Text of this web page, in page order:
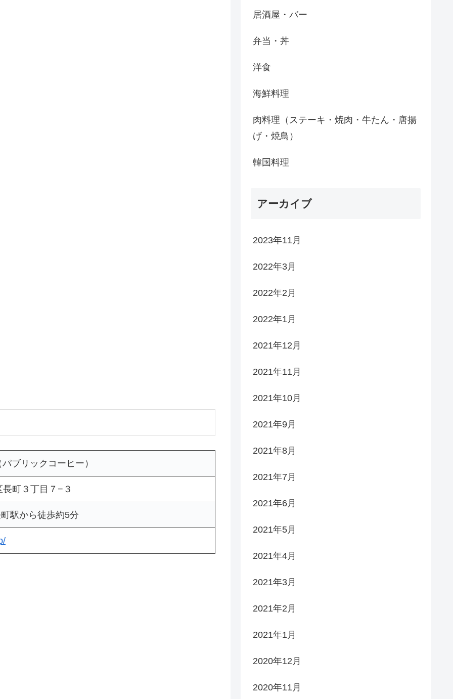
ブリックコーヒー）
町３丁目７−３
駅から徒歩約5分
居酒屋・バー
弁当・丼
洋食
海鮮料理
肉料理（ステーキ・焼肉・牛たん・唐揚
げ・焼鳥）
韓国料理
アーカイブ
2023年11月
2022年3月
2022年2月
2022年1月
2021年12月
2021年11月
2021年10月
2021年9月
2021年8月
2021年7月
2021年6月
2021年5月
2021年4月
2021年3月
2021年2月
2021年1月
2020年12月
2020年11月